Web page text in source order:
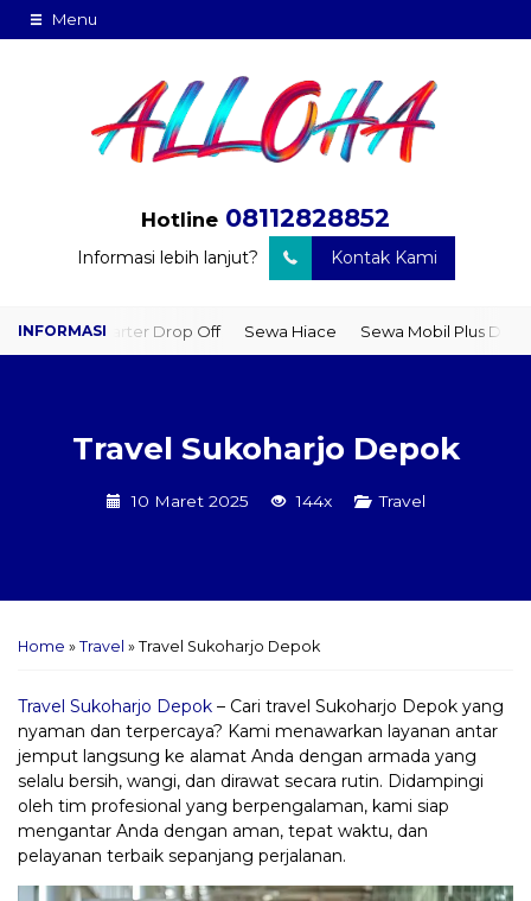
Menu
Hotline 08112828852
Informasi lebih lanjut? Kontak Kami
Charter Drop Off Sewa Hiace Sewa Mobil Plus Driver Wisata
Travel Sukoharjo Depok
10 Maret 2025 144x Travel
Home » Travel » Travel Sukoharjo Depok
Travel Sukoharjo Depok – Cari travel Sukoharjo Depok yang
nyaman dan terpercaya? Kami menawarkan layanan antar
jemput langsung ke alamat Anda dengan armada yang
selalu bersih, wangi, dan dirawat secara rutin. Didampingi
oleh tim profesional yang berpengalaman, kami siap
mengantar Anda dengan aman, tepat waktu, dan
pelayanan terbaik sepanjang perjalanan.